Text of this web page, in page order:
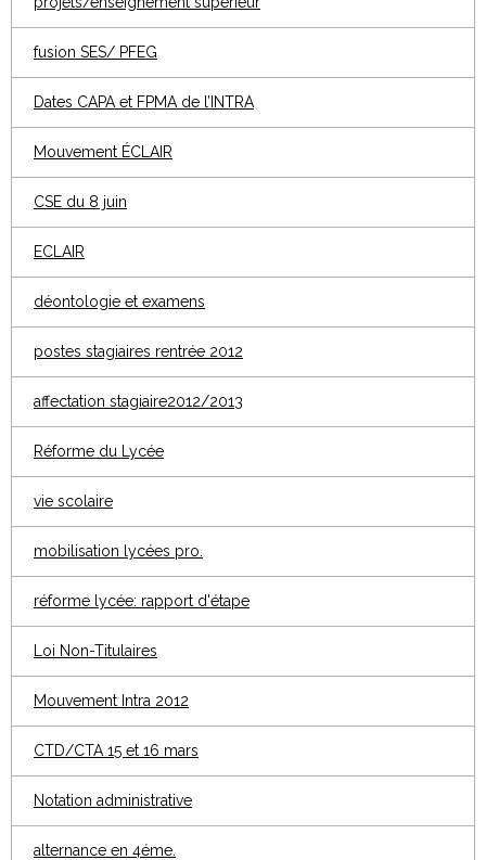
fusion SES/ PFEG
Dates CAPA et FPMA de l’INTRA
Mouvement ÉCLAIR
CSE du 8 juin
ECLAIR
déontologie et examens
postes stagiaires rentrée 2012
affectation stagiaire2012/2013
Réforme du Lycée
vie scolaire
mobilisation lycées pro.
réforme lycée: rapport d'étape
Loi Non-Titulaires
Mouvement Intra 2012
CTD/CTA 15 et 16 mars
Notation administrative
alternance en 4éme.